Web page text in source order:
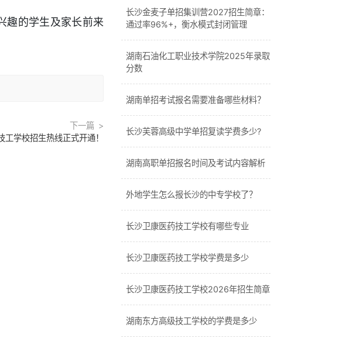
趣的学生及家长前来
下一篇
学校招生热线正式开通！
长沙金麦子单招集训营2027招生简章：
通过率96%+，衡水模式封闭管理
湖南石油化工职业技术学院2025年录取
分数
湖南单招考试报名需要准备哪些材料？
长沙芙蓉高级中学单招复读学费多少?
湖南高职单招报名时间及考试内容解析
外地学生怎么报长沙的中专学校了？
长沙卫康医药技工学校有哪些专业
长沙卫康医药技工学校学费是多少
长沙卫康医药技工学校2026年招生简章
湖南东方高级技工学校的学费是多少